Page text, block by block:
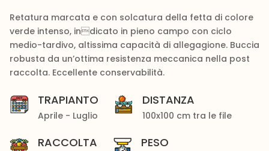
Retatura marcata e con solcatura della fetta di colore
verde intenso, indicato in pieno campo con ciclo
medio-tardivo, altissima capacità di allegagione. Buccia
robusta da un’ottima resistenza meccanica nella post
raccolta. Eccellente conservabilità.
TRAPIANTO
Aprile - Luglio
DISTANZA
100x100 cm tra le file
RACCOLTA PESO